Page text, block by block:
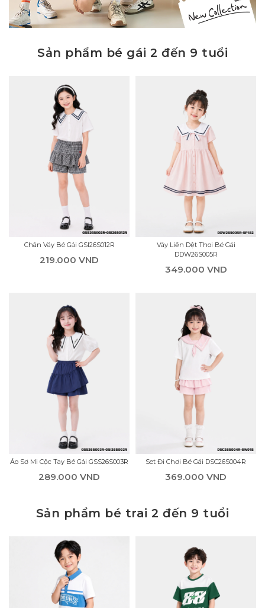
Sản phẩm bé gái 2 đến 9 tuổi
Chân Váy Bé Gái GSI26S012R
219.000 VND
Váy Liền Dệt Thoi Bé Gái
DDW26S005R
349.000 VND
Áo Sơ Mi Cộc Tay Bé Gái GSS26S003R
289.000 VND
Set Đi Chơi Bé Gái DSC26S004R
369.000 VND
Sản phẩm bé trai 2 đến 9 tuổi